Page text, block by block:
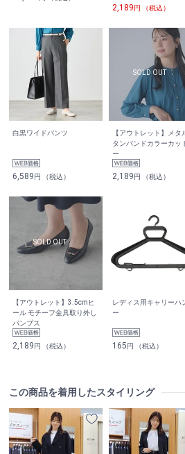
2,189円 （税込）
白黒ワイドパンツ
6,589円 （税込）
【アウトレット】メタ
タンバンドカラーカッ
ー
2,189円 （税込）
【アウトレット】3.5cmヒ
ール モチーフ金具取り外し
パンプス
2,189円 （税込）
レディス用キャリーハ
ー
165円 （税込）
この商品を着用したスタイリング